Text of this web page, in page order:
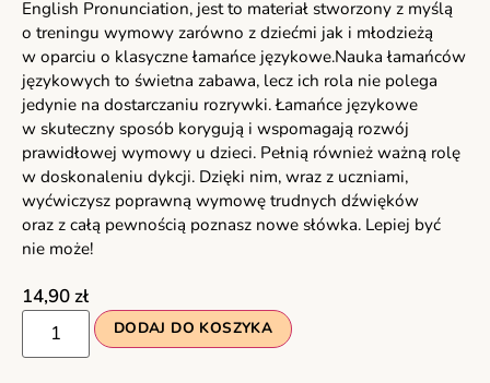
English Pronunciation, jest to materiał stworzony z myślą
o treningu wymowy zarówno z dziećmi jak i młodzieżą
w oparciu o klasyczne łamańce językowe.Nauka łamańców
językowych to świetna zabawa, lecz ich rola nie polega
jedynie na dostarczaniu rozrywki. Łamańce językowe
w skuteczny sposób korygują i wspomagają rozwój
prawidłowej wymowy u dzieci. Pełnią również ważną rolę
w doskonaleniu dykcji. Dzięki nim, wraz z uczniami,
wyćwiczysz poprawną wymowę trudnych dźwięków
oraz z całą pewnością poznasz nowe słówka. Lepiej być
nie może!
14,90zł
DODAJ DO KOSZYKA